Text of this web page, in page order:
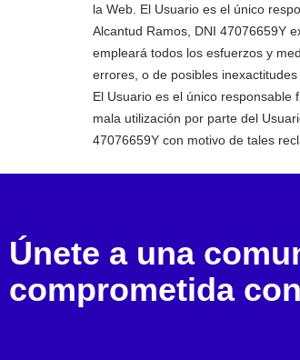
la Web. El Usuario es el único
Alcantud Ramos, DNI 47076659Y
empleará todos los esfuerzos y
errores, o de posibles
El Usuario es el único
mala utilización por parte del
47076659Y con motivo de tales
Únete a una
comprometida